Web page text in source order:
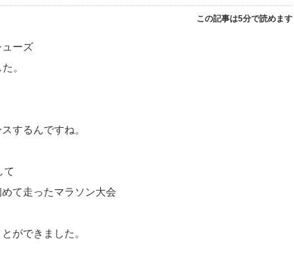
この記事は5分で読めます
ーズ
。
するんですね。
て
て走ったマラソン大会
ができました。